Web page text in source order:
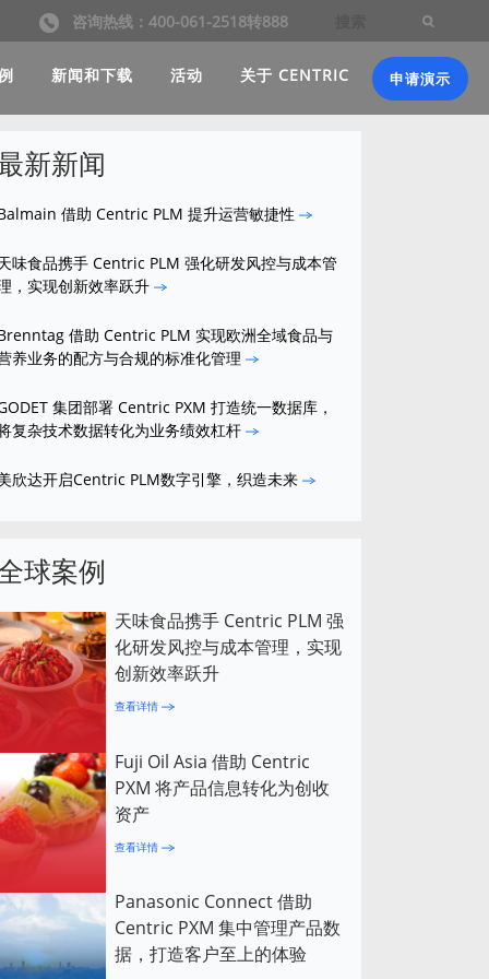
咨询热线：400-061-2518转888
新闻和下载 活动 关于 CENTRIC 申请演示
新新闻
借助 Centric PLM 提升运营敏捷性
味食品携手 Centric PLM 强化研发风控与成本管
，实现创新效率跃升
借助 Centric PLM 实现欧洲全域食品与
养业务的配方与合规的标准化管理
集团部署 Centric PXM 打造统一数据库，
复杂技术数据转化为业务绩效杠杆
欣达开启Centric PLM数字引擎，织造未来
球案例
天味食品携手 Centric PLM 强
化研发风控与成本管理，实现
创新效率跃升
查看详情
Fuji Oil Asia 借助 Centric
PXM 将产品信息转化为创收
资产
查看详情
Panasonic Connect 借助
Centric PXM 集中管理产品数
据，打造客户至上的体验